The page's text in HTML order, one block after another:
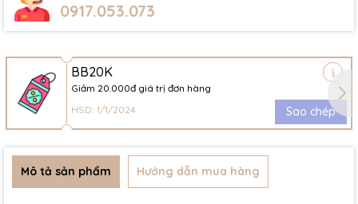
0917.053.073
BB20K
Giảm 20.000đ giá trị đơn hàng
HSD: 1/1/2024
Sao chép
Mô tả sản phẩm Hướng dẫn mua hàng